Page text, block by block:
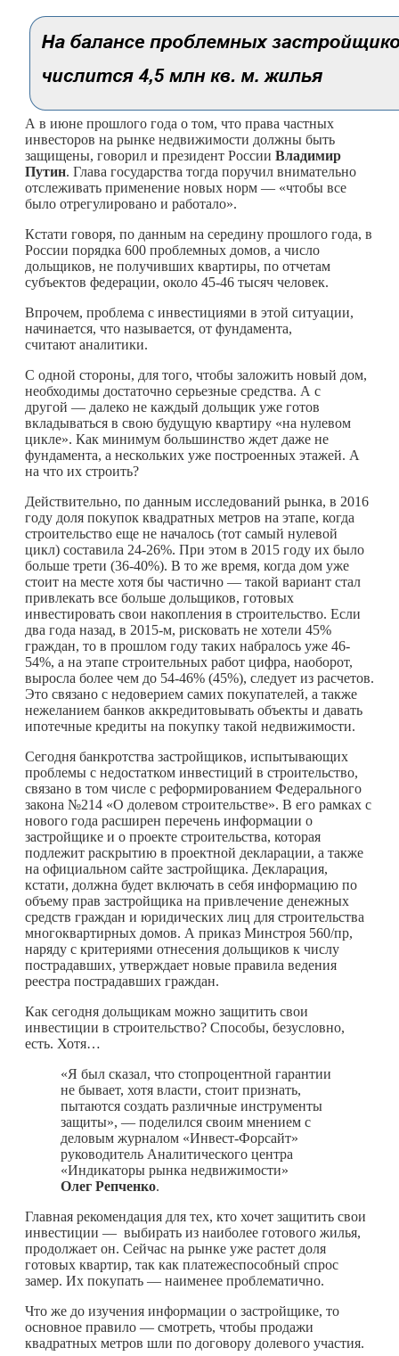
А в июне прошлого года о том, что права частных
инвесторов на рынке недвижимости должны быть
защищены, говорил и президент России Владимир
Путин. Глава государства тогда поручил внимательно
отслеживать применение новых норм — «чтобы все
было отрегулировано и работало».
Кстати говоря, по данным на середину прошлого года, в
России порядка 600 проблемных домов, а число
дольщиков, не получивших квартиры, по отчетам
субъектов федерации, около 45-46 тысяч человек.
Впрочем, проблема с инвестициями в этой ситуации,
начинается, что называется, от фундамента,
считают аналитики.
С одной стороны, для того, чтобы заложить новый дом,
необходимы достаточно серьезные средства. А с
другой — далеко не каждый дольщик уже готов
вкладываться в свою будущую квартиру «на нулевом
цикле». Как минимум большинство ждет даже не
фундамента, а нескольких уже построенных этажей. А
на что их строить?
Действительно, по данным исследований рынка, в 2016
году доля покупок квадратных метров на этапе, когда
строительство еще не началось (тот самый нулевой
цикл) составила 24-26%. При этом в 2015 году их было
больше трети (36-40%). В то же время, когда дом уже
стоит на месте хотя бы частично — такой вариант стал
привлекать все больше дольщиков, готовых
инвестировать свои накопления в строительство. Если
два года назад, в 2015-м, рисковать не хотели 45%
граждан, то в прошлом году таких набралось уже 46-
54%, а на этапе строительных работ цифра, наоборот,
выросла более чем до 54-46% (45%), следует из расчетов.
Это связано с недоверием самих покупателей, а также
нежеланием банков аккредитовывать объекты и давать
ипотечные кредиты на покупку такой недвижимости.
Сегодня банкротства застройщиков, испытывающих
проблемы с недостатком инвестиций в строительство,
связано в том числе с реформированием Федерального
закона №214 «О долевом строительстве». В его рамках с
нового года расширен перечень информации о
застройщике и о проекте строительства, которая
подлежит раскрытию в проектной декларации, а также
на официальном сайте застройщика. Декларация,
кстати, должна будет включать в себя информацию по
объему прав застройщика на привлечение денежных
средств граждан и юридических лиц для строительства
многоквартирных домов. А приказ Минстроя 560/пр,
наряду с критериями отнесения дольщиков к числу
пострадавших, утверждает новые правила ведения
реестра пострадавших граждан.
Как сегодня дольщикам можно защитить свои
инвестиции в строительство? Способы, безусловно,
есть. Хотя…
«Я был сказал, что стопроцентной гарантии
не бывает, хотя власти, стоит признать,
пытаются создать различные инструменты
защиты», — поделился своим мнением с
деловым журналом «Инвест-Форсайт»
руководитель Аналитического центра
«Индикаторы рынка недвижимости»
Олег Репченко.
Главная рекомендация для тех, кто хочет защитить свои
инвестиции — выбирать из наиболее готового жилья,
продолжает он. Сейчас на рынке уже растет доля
готовых квартир, так как платежеспособный спрос
замер. Их покупать — наименее проблематично.
Что же до изучения информации о застройщике, то
основное правило — смотреть, чтобы продажи
квадратных метров шли по договору долевого участия.